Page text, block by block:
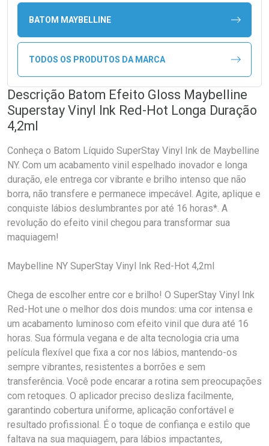
BATOM MAYBELLINE
TODOS OS PRODUTOS DA MARCA
Descrição Batom Efeito Gloss Maybelline
Superstay Vinyl Ink Red-Hot Longa Duração
4,2ml
Conheça o Batom Líquido SuperStay Vinyl Ink de Maybelline
NY. Com um acabamento vinil espelhado inovador e longa
duração, ele entrega cor vibrante e brilho intenso que não
borra, não transfere e permanece impecável. Agite, aplique e
conquiste lábios deslumbrantes por até 16 horas*. A
revolução do efeito vinil chegou para transformar sua
maquiagem!
Maybelline NY SuperStay Vinyl Ink Red-Hot 4,2ml
Chega de escolher entre cor e brilho! O SuperStay Vinyl Ink
Red-Hot une o melhor dos dois mundos: uma cor intensa e
um acabamento luminoso com efeito vinil que dura até 16
horas. Sua fórmula vegana e de alta tecnologia cria uma
película flexível que fixa a cor nos lábios, mantendo-os
sempre vibrantes, resistentes a borrões e sem
transferência. Você pode encarar a rotina sem preocupações
com retoques. O aplicador preciso desliza facilmente,
garantindo cobertura uniforme, aplicação confortável e
resultado profissional. É o toque de confiança e estilo que
faltava na sua maquiagem, para lábios impactantes,